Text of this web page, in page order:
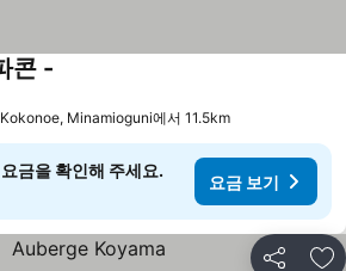
콘 -
Kokonoe, Minamioguni에서 11.5km
금을 확인해 주세요.
요금 보기